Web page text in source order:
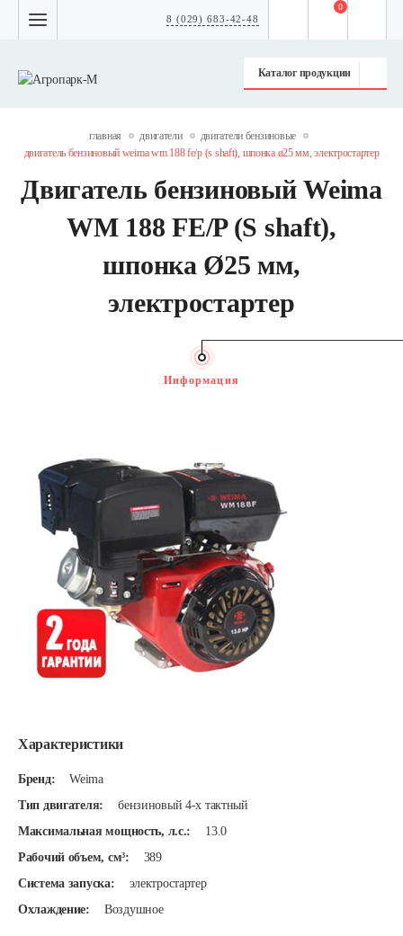
8 (029) 683-42-48
Каталог продукции
0
главная двигатели
двигатели бензиновые
двигатель бензиновый weima wm 188 fe/p (s shaft), шпонка ø25 мм, электростартер
Двигатель бензиновый Weima
WM 188 FE/P (S shaft),
шпонка Ø25 мм,
электростартер
Характеристики
Бренд:
Weima
Тип двигателя:
бензиновый 4-х тактный
Максимальная мощность, л.с.:
13.0
Рабочий объем, см³:
389
Система запуска:
электростартер
Охлаждение:
Воздушное
Информация